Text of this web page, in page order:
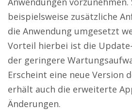
beispielsweise zusätzliche
die Anwendung umgesetzt
Vorteil hierbei ist die
der geringere
Erscheint eine neue Version
erhält auch die erweiterte
Änderungen.